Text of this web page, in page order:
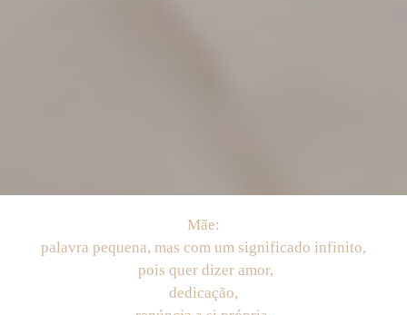
Mãe:
palavra pequena, mas com um significado infinito,
pois quer dizer amor,
dedicação,